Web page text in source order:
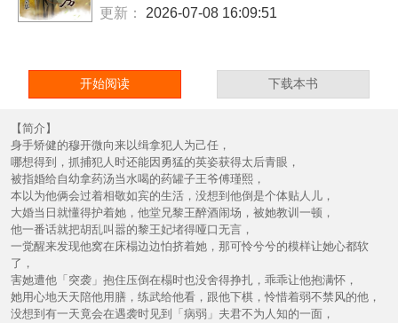
更新：
2026-07-08 16:09:51
开始阅读 下载本书
【简介】
身手矫健的穆开微向来以缉拿犯人为己任，
哪想得到，抓捕犯人时还能因勇猛的英姿获得太后青眼，
被指婚给自幼拿药汤当水喝的药罐子王爷傅瑾熙，
本以为他俩会过着相敬如宾的生活，没想到他倒是个体贴人儿，
大婚当日就懂得护着她，他堂兄黎王醉酒闹场，被她教训一顿，
他一番话就把胡乱叫嚣的黎王妃堵得哑口无言，
一觉醒来发现他窝在床榻边边怕挤着她，那可怜兮兮的模样让她心都软
了，
害她遭他「突袭」抱住压倒在榻时也没舍得挣扎，乖乖让他抱满怀，
她用心地天天陪他用膳，练武给他看，跟他下棋，怜惜着弱不禁风的他，
没想到有一天竟会在遇袭时见到「病弱」夫君不为人知的一面，